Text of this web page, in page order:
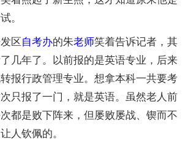
。
区自考办的朱老师笑着告诉记者，其
几年了。以前报的是英语专业 ，后来
报行政管理专业。想拿本科一共要考
次只报了一门，就是英语。虽然老人前
都是败下阵来，但屡败屡战、锲而不
人钦佩的。